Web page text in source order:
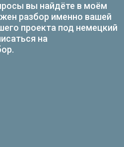
вы найдёте в моём
разбор именно вашей
проекта под немецкий
на